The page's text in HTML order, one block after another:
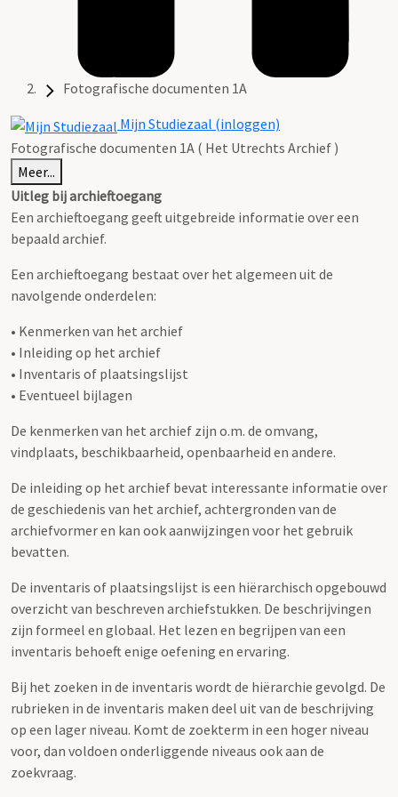
Fotografische documenten 1A
Mijn Studiezaal (inloggen)
Fotografische documenten 1A ( Het Utrechts Archief )
Meer...
Uitleg bij archieftoegang
Een archieftoegang geeft uitgebreide informatie over een
bepaald archief.
Een archieftoegang bestaat over het algemeen uit de
navolgende onderdelen:
• Kenmerken van het archief
• Inleiding op het archief
• Inventaris of plaatsingslijst
• Eventueel bijlagen
De kenmerken van het archief zijn o.m. de omvang,
vindplaats, beschikbaarheid, openbaarheid en andere.
De inleiding op het archief bevat interessante informatie over
de geschiedenis van het archief, achtergronden van de
archiefvormer en kan ook aanwijzingen voor het gebruik
bevatten.
De inventaris of plaatsingslijst is een hiërarchisch opgebouwd
overzicht van beschreven archiefstukken. De beschrijvingen
zijn formeel en globaal. Het lezen en begrijpen van een
inventaris behoeft enige oefening en ervaring.
Bij het zoeken in de inventaris wordt de hiërarchie gevolgd. De
rubrieken in de inventaris maken deel uit van de beschrijving
op een lager niveau. Komt de zoekterm in een hoger niveau
voor, dan voldoen onderliggende niveaus ook aan de
zoekvraag.